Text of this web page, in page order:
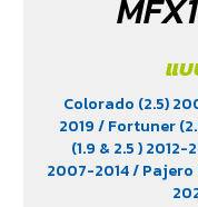
แบ
Colorado (2.5)
2019/ Fortuner
(1.9 & 2.5 ) 2012-
2007-2014/ Pajero